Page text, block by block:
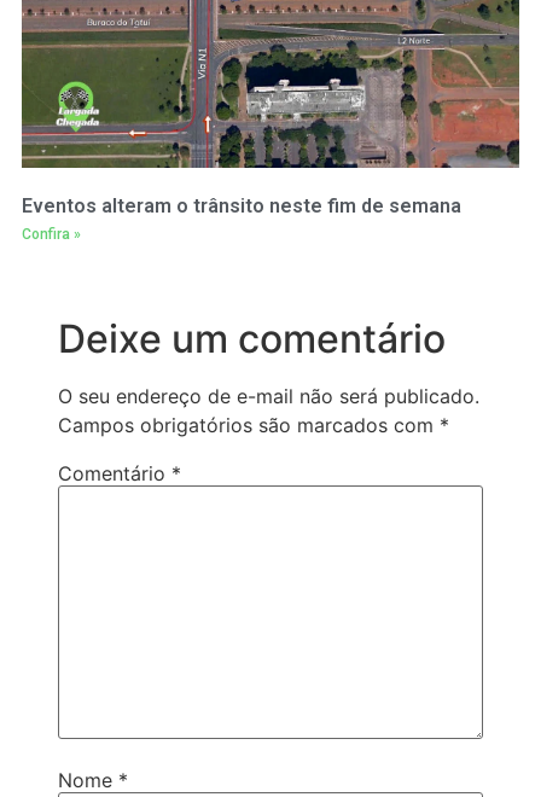
Eventos alteram o trânsito neste fim de semana
Confira »
Deixe um comentário
O seu endereço de e-mail não será publicado.
Campos obrigatórios são marcados com *
Comentário *
Nome *